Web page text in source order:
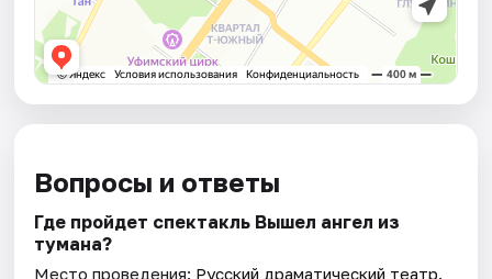
Вопросы и ответы
Где пройдет спектакль Вышел ангел из
тумана?
Место проведения: Русский драматический театр.